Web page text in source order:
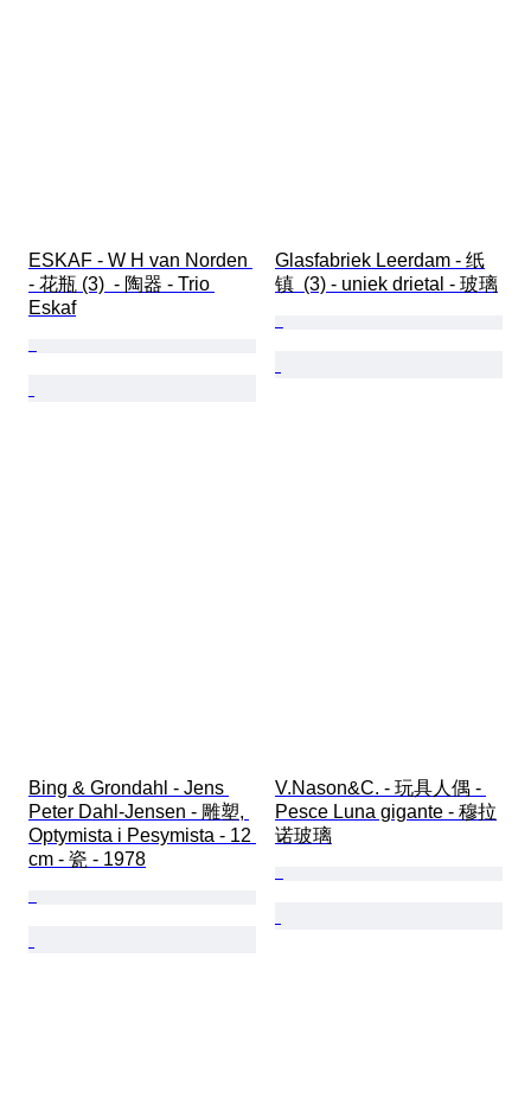
ESKAF - W H van Norden
- 花瓶 (3)  - 陶器 - Trio
Eskaf
Glasfabriek Leerdam - 纸
镇  (3) - uniek drietal - 玻璃
Bing & Grondahl - Jens
Peter Dahl-Jensen - 雕塑,
Optymista i Pesymista - 12
cm - 瓷 - 1978
V.Nason&C. - 玩具人偶 -
Pesce Luna gigante - 穆拉
诺玻璃